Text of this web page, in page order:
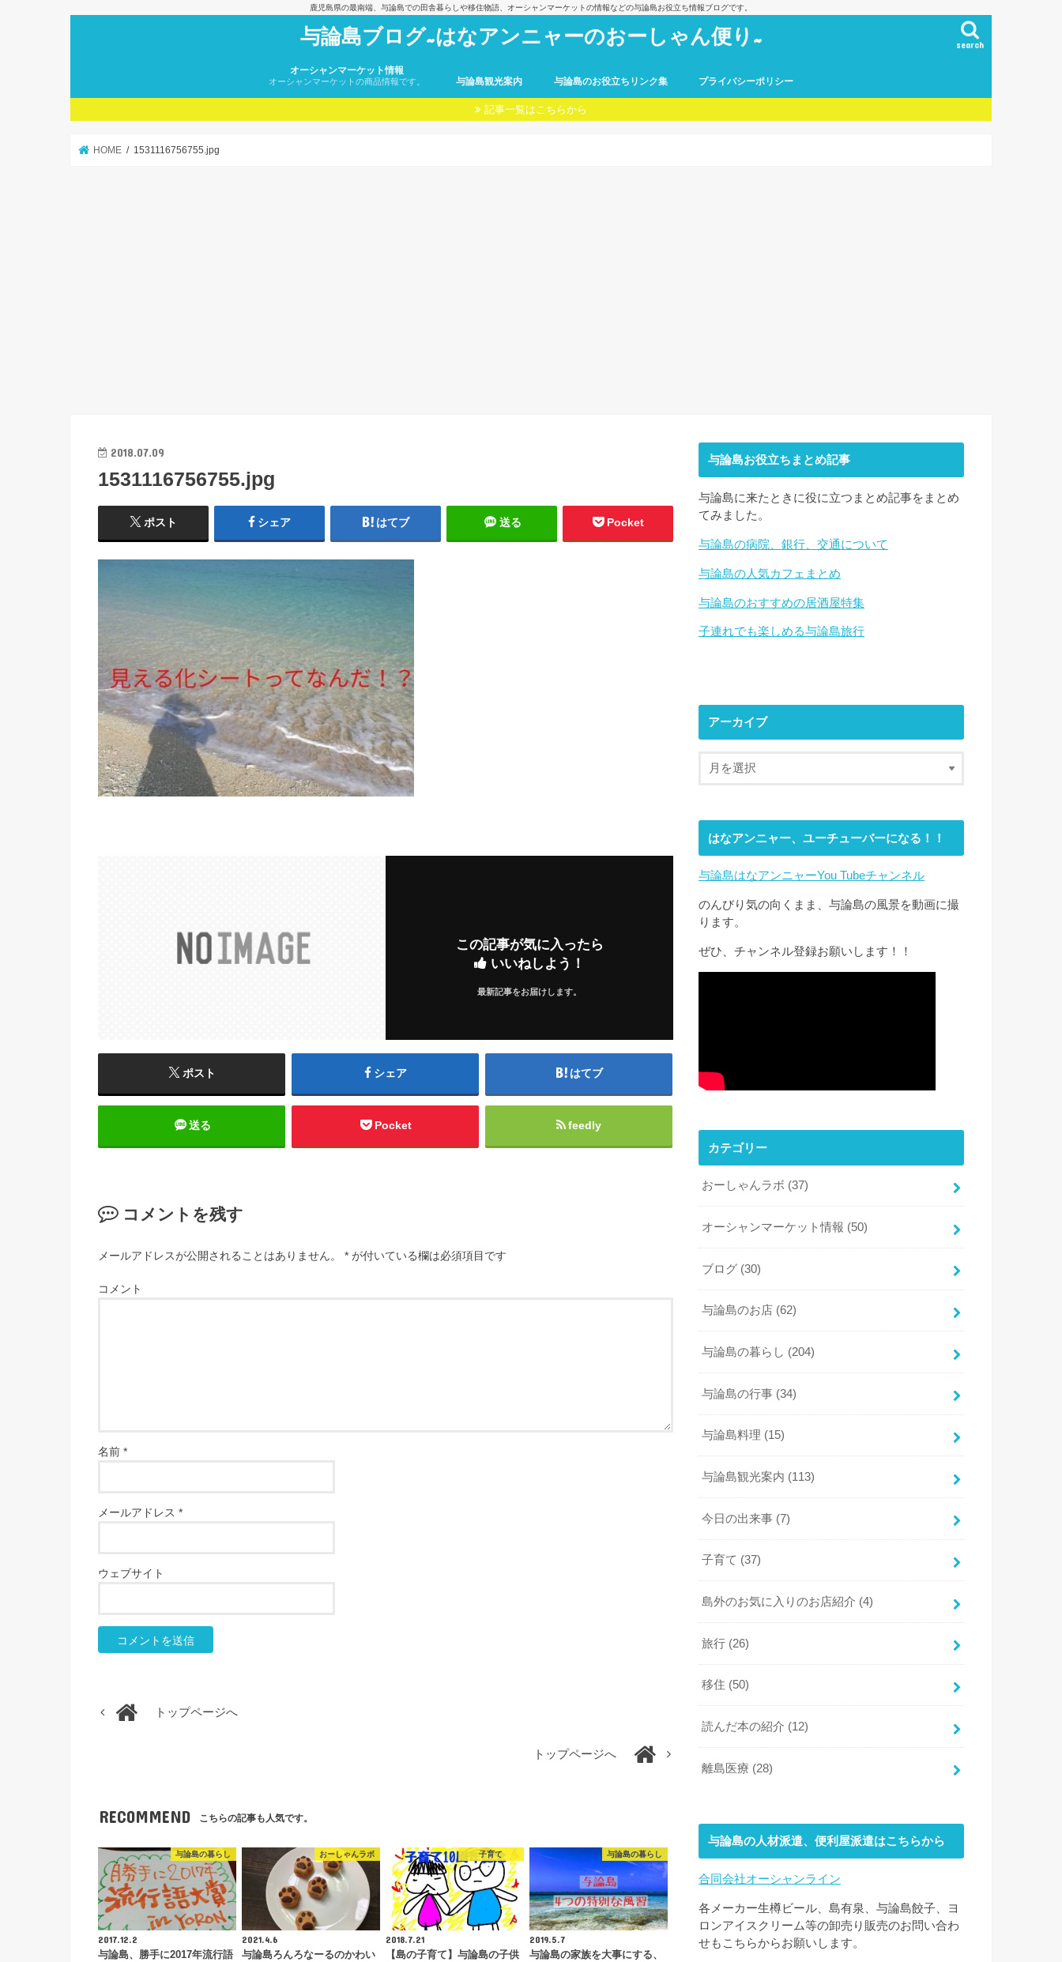
鹿児島県の最南端、与論島での田舎暮らしや移住物語、オーシャンマーケットの情報などの与論島お役立ち情報ブログです。
与論島ブログ~はなアンニャーのおーしゃん便り~ search
オーシャンマーケット情報
オーシャンマーケットの商品情報です。 与論島観光案内 与論島のお役立ちリンク集 プライバシーポリシー
記事一覧はこちらから
HOME 1531116756755.jpg
2018.07.09
1531116756755.jpg
ポスト シェア はてブ 送る Pocket
この記事が気に入ったら
いいねしよう！
最新記事をお届けします。
ポスト シェア はてブ
送る Pocket feedly
コメントを残す
メールアドレスが公開されることはありません。 * が付いている欄は必須項目です
コメント
名前 *
メールアドレス *
ウェブサイト
トップページへ
トップページへ
RECOMMEND こちらの記事も人気です。
与論島の暮らし
2017.12.2
与論島、勝手に2017年流行語
おーしゃんラボ
2021.4.6
与論島ろんろなーるのかわい
子育て
2018.7.21
【島の子育て】与論島の子供
与論島の暮らし
2019.5.7
与論島の家族を大事にする、
与論島お役立ちまとめ記事
与論島に来たときに役に立つまとめ記事をまとめ
てみました。
与論島の病院、銀行、交通について
与論島の人気カフェまとめ
与論島のおすすめの居酒屋特集
子連れでも楽しめる与論島旅行
アーカイブ
はなアンニャー、ユーチューバーになる！！
与論島はなアンニャーYou Tubeチャンネル
のんびり気の向くまま、与論島の風景を動画に撮
ります。
ぜひ、チャンネル登録お願いします！！
カテゴリー
おーしゃんラボ (37)
オーシャンマーケット情報 (50)
ブログ (30)
与論島のお店 (62)
与論島の暮らし (204)
与論島の行事 (34)
与論島料理 (15)
与論島観光案内 (113)
今日の出来事 (7)
子育て (37)
島外のお気に入りのお店紹介 (4)
旅行 (26)
移住 (50)
読んだ本の紹介 (12)
離島医療 (28)
与論島の人材派遣、便利屋派遣はこちらから
合同会社オーシャンライン
各メーカー生樽ビール、島有泉、与論島餃子、ヨ
ロンアイスクリーム等の卸売り販売のお問い合わ
せもこちらからお願いします。